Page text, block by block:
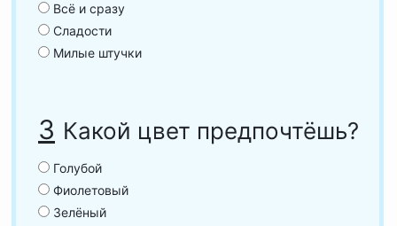
Всё и сразу
Сладости
Милые штучки
3 Какой цвет предпочтёшь?
Голубой
Фиолетовый
Зелёный